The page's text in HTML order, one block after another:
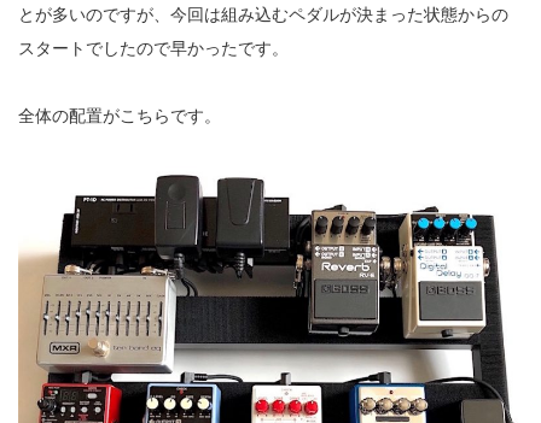
とが多いのですが、今回は組み込むペダルが決まった状態からの
スタートでしたので早かったです。
全体の配置がこちらです。